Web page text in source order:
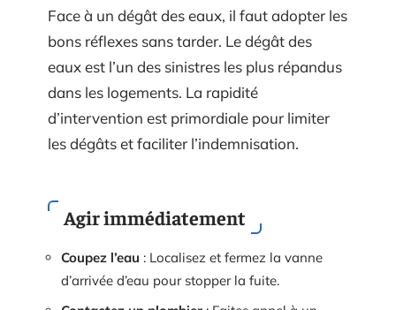
Face à un dégât des eaux, il faut adopter les
bons réflexes sans tarder. Le dégât des
eaux est l’un des sinistres les plus répandus
dans les logements. La rapidité
d’intervention est primordiale pour limiter
les dégâts et faciliter l’indemnisation.
Agir immédiatement
Coupez l’eau : Localisez et fermez la vanne
d’arrivée d’eau pour stopper la fuite.